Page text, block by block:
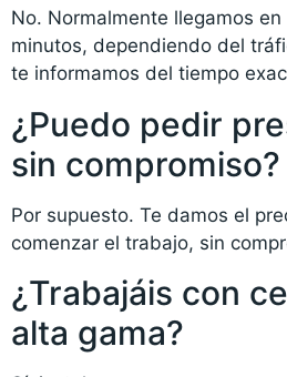
No. Normalmente llegamos
minutos, dependiendo del
te informamos del tiempo
¿Puedo pedir
sin compromiso?
Por supuesto. Te damos el
comenzar el trabajo, sin
¿Trabajáis con
alta gama?